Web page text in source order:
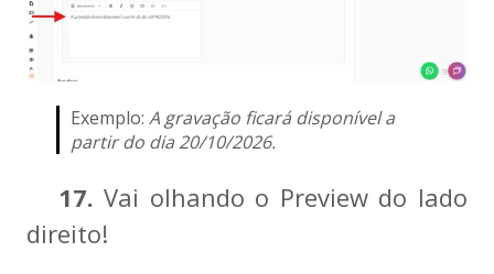
Exemplo: A gravação ficará disponível a
partir do dia 20/10/2026.
17.Vai olhando o Preview do lado
direito!